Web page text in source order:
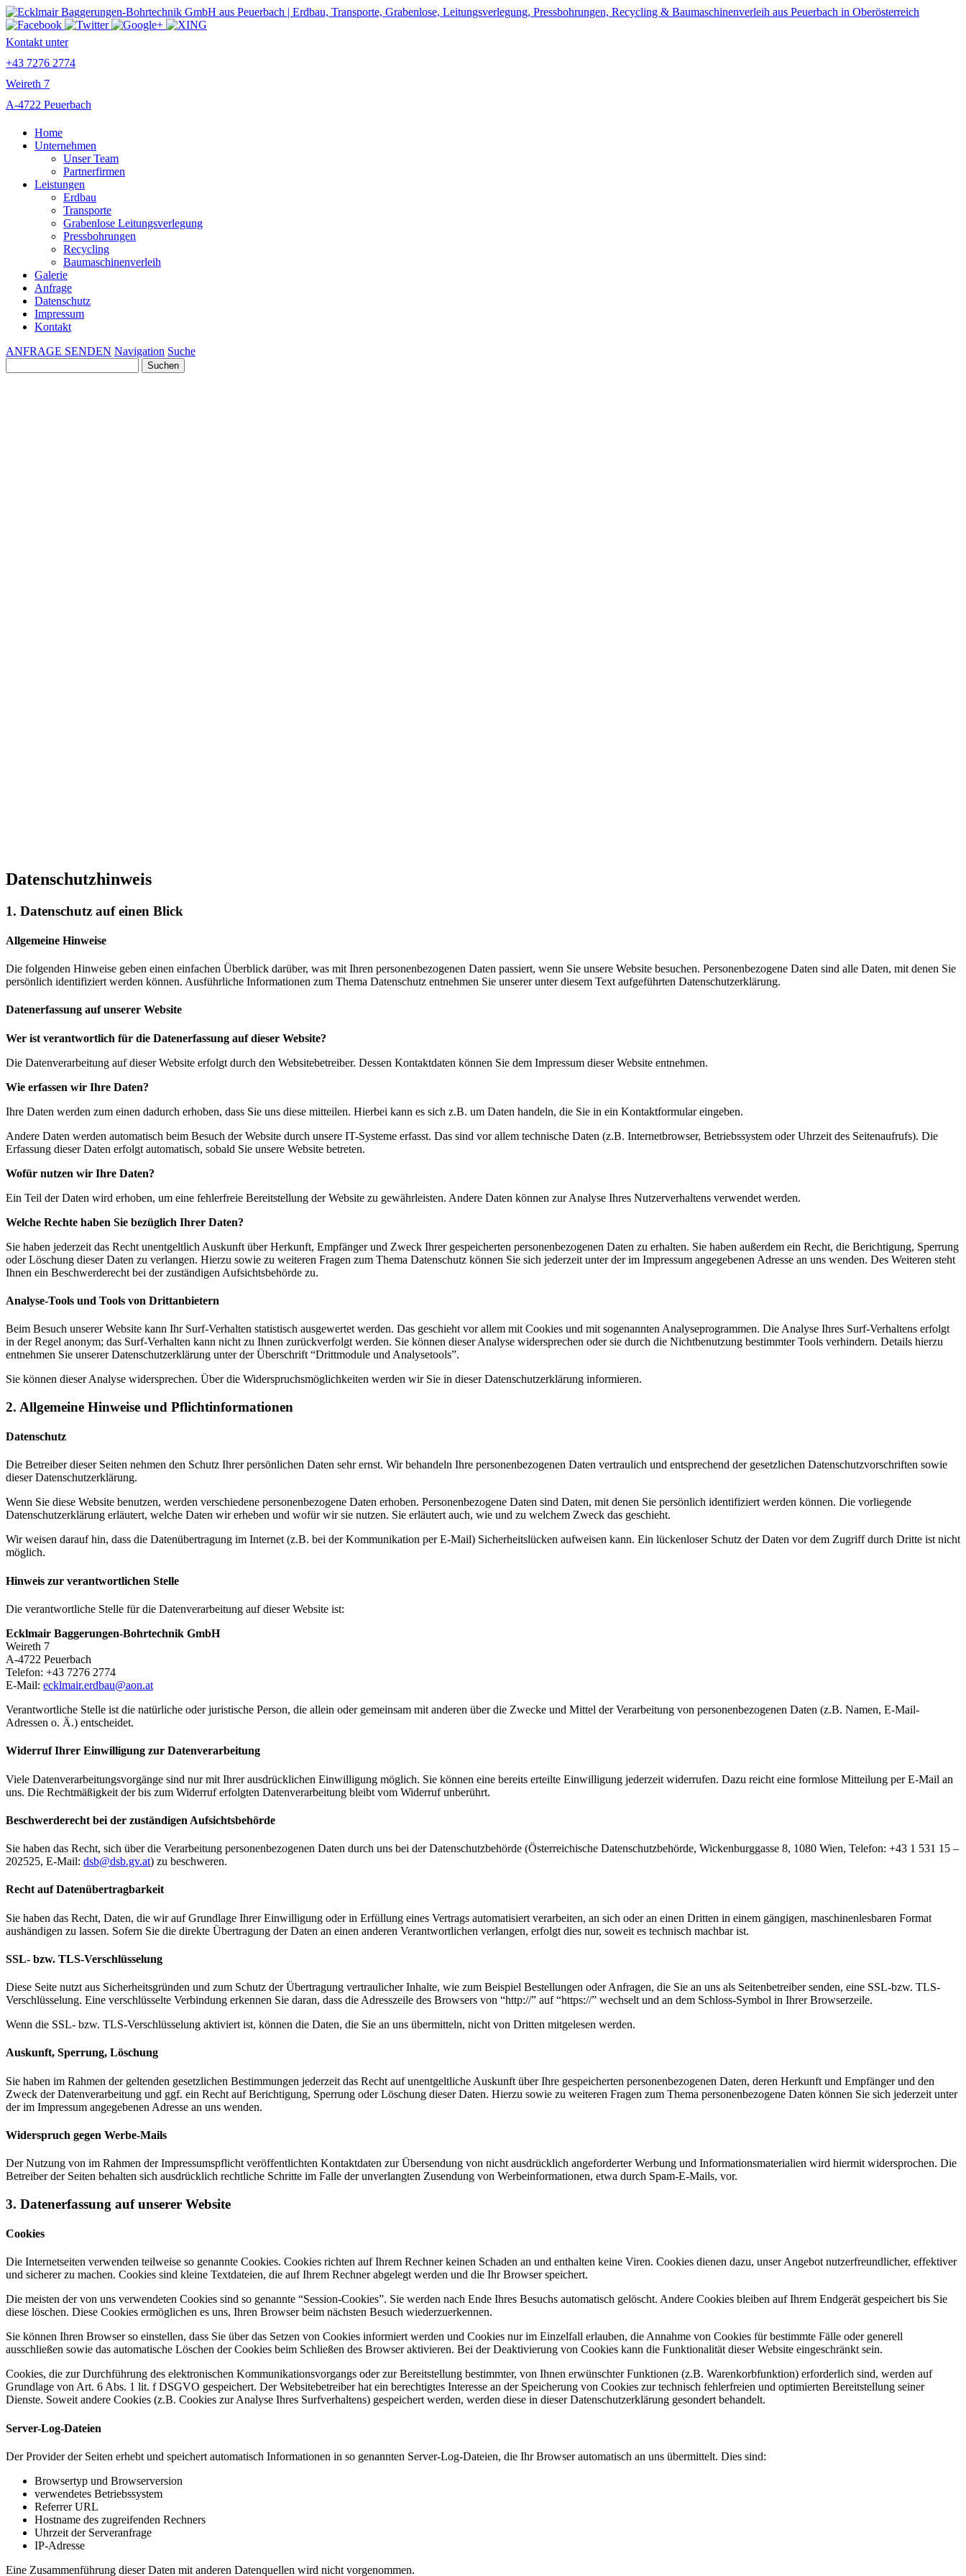
Kontakt unter
+43 7276 2774
Weireth 7
A-4722 Peuerbach
Home
Unternehmen
Unser Team
Partnerfirmen
Leistungen
Erdbau
Transporte
Grabenlose Leitungsverlegung
Pressbohrungen
Recycling
Baumaschinenverleih
Galerie
Anfrage
Datenschutz
Impressum
Kontakt
ANFRAGE SENDEN Navigation Suche
nach:
Datenschutzhinweis
1. Datenschutz auf einen Blick
Allgemeine Hinweise
Die folgenden Hinweise geben einen einfachen Überblick darüber, was mit Ihren personenbezogenen Daten passiert, wenn Sie unsere Website besuchen. Personenbezogene Daten sind alle Daten, mit denen Sie
persönlich identifiziert werden können. Ausführliche Informationen zum Thema Datenschutz entnehmen Sie unserer unter diesem Text aufgeführten Datenschutzerklärung.
Datenerfassung auf unserer Website
Wer ist verantwortlich für die Datenerfassung auf dieser Website?
Die Datenverarbeitung auf dieser Website erfolgt durch den Websitebetreiber. Dessen Kontaktdaten können Sie dem Impressum dieser Website entnehmen.
Wie erfassen wir Ihre Daten?
Ihre Daten werden zum einen dadurch erhoben, dass Sie uns diese mitteilen. Hierbei kann es sich z.B. um Daten handeln, die Sie in ein Kontaktformular eingeben.
Andere Daten werden automatisch beim Besuch der Website durch unsere IT-Systeme erfasst. Das sind vor allem technische Daten (z.B. Internetbrowser, Betriebssystem oder Uhrzeit des Seitenaufrufs). Die
Erfassung dieser Daten erfolgt automatisch, sobald Sie unsere Website betreten.
Wofür nutzen wir Ihre Daten?
Ein Teil der Daten wird erhoben, um eine fehlerfreie Bereitstellung der Website zu gewährleisten. Andere Daten können zur Analyse Ihres Nutzerverhaltens verwendet werden.
Welche Rechte haben Sie bezüglich Ihrer Daten?
Sie haben jederzeit das Recht unentgeltlich Auskunft über Herkunft, Empfänger und Zweck Ihrer gespeicherten personenbezogenen Daten zu erhalten. Sie haben außerdem ein Recht, die Berichtigung, Sperrung
oder Löschung dieser Daten zu verlangen. Hierzu sowie zu weiteren Fragen zum Thema Datenschutz können Sie sich jederzeit unter der im Impressum angegebenen Adresse an uns wenden. Des Weiteren steht
Ihnen ein Beschwerderecht bei der zuständigen Aufsichtsbehörde zu.
Analyse-Tools und Tools von Drittanbietern
Beim Besuch unserer Website kann Ihr Surf-Verhalten statistisch ausgewertet werden. Das geschieht vor allem mit Cookies und mit sogenannten Analyseprogrammen. Die Analyse Ihres Surf-Verhaltens erfolgt
in der Regel anonym; das Surf-Verhalten kann nicht zu Ihnen zurückverfolgt werden. Sie können dieser Analyse widersprechen oder sie durch die Nichtbenutzung bestimmter Tools verhindern. Details hierzu
entnehmen Sie unserer Datenschutzerklärung unter der Überschrift “Drittmodule und Analysetools”.
Sie können dieser Analyse widersprechen. Über die Widerspruchsmöglichkeiten werden wir Sie in dieser Datenschutzerklärung informieren.
2. Allgemeine Hinweise und Pflichtinformationen
Datenschutz
Die Betreiber dieser Seiten nehmen den Schutz Ihrer persönlichen Daten sehr ernst. Wir behandeln Ihre personenbezogenen Daten vertraulich und entsprechend der gesetzlichen Datenschutzvorschriften sowie
dieser Datenschutzerklärung.
Wenn Sie diese Website benutzen, werden verschiedene personenbezogene Daten erhoben. Personenbezogene Daten sind Daten, mit denen Sie persönlich identifiziert werden können. Die vorliegende
Datenschutzerklärung erläutert, welche Daten wir erheben und wofür wir sie nutzen. Sie erläutert auch, wie und zu welchem Zweck das geschieht.
Wir weisen darauf hin, dass die Datenübertragung im Internet (z.B. bei der Kommunikation per E-Mail) Sicherheitslücken aufweisen kann. Ein lückenloser Schutz der Daten vor dem Zugriff durch Dritte ist nicht
möglich.
Hinweis zur verantwortlichen Stelle
Die verantwortliche Stelle für die Datenverarbeitung auf dieser Website ist:
Ecklmair Baggerungen-Bohrtechnik GmbH
Weireth 7
A-4722 Peuerbach
Telefon: +43 7276 2774
E-Mail: ecklmair.erdbau@aon.at
Verantwortliche Stelle ist die natürliche oder juristische Person, die allein oder gemeinsam mit anderen über die Zwecke und Mittel der Verarbeitung von personenbezogenen Daten (z.B. Namen, E-Mail-
Adressen o. Ä.) entscheidet.
Widerruf Ihrer Einwilligung zur Datenverarbeitung
Viele Datenverarbeitungsvorgänge sind nur mit Ihrer ausdrücklichen Einwilligung möglich. Sie können eine bereits erteilte Einwilligung jederzeit widerrufen. Dazu reicht eine formlose Mitteilung per E-Mail an
uns. Die Rechtmäßigkeit der bis zum Widerruf erfolgten Datenverarbeitung bleibt vom Widerruf unberührt.
Beschwerderecht bei der zuständigen Aufsichtsbehörde
Sie haben das Recht, sich über die Verarbeitung personenbezogenen Daten durch uns bei der Datenschutzbehörde (Österreichische Datenschutzbehörde, Wickenburggasse 8, 1080 Wien, Telefon: +43 1 531 15 –
202525, E-Mail: dsb@dsb.gv.at) zu beschweren.
Recht auf Datenübertragbarkeit
Sie haben das Recht, Daten, die wir auf Grundlage Ihrer Einwilligung oder in Erfüllung eines Vertrags automatisiert verarbeiten, an sich oder an einen Dritten in einem gängigen, maschinenlesbaren Format
aushändigen zu lassen. Sofern Sie die direkte Übertragung der Daten an einen anderen Verantwortlichen verlangen, erfolgt dies nur, soweit es technisch machbar ist.
SSL- bzw. TLS-Verschlüsselung
Diese Seite nutzt aus Sicherheitsgründen und zum Schutz der Übertragung vertraulicher Inhalte, wie zum Beispiel Bestellungen oder Anfragen, die Sie an uns als Seitenbetreiber senden, eine SSL-bzw. TLS-
Verschlüsselung. Eine verschlüsselte Verbindung erkennen Sie daran, dass die Adresszeile des Browsers von “http://” auf “https://” wechselt und an dem Schloss-Symbol in Ihrer Browserzeile.
Wenn die SSL- bzw. TLS-Verschlüsselung aktiviert ist, können die Daten, die Sie an uns übermitteln, nicht von Dritten mitgelesen werden.
Auskunft, Sperrung, Löschung
Sie haben im Rahmen der geltenden gesetzlichen Bestimmungen jederzeit das Recht auf unentgeltliche Auskunft über Ihre gespeicherten personenbezogenen Daten, deren Herkunft und Empfänger und den
Zweck der Datenverarbeitung und ggf. ein Recht auf Berichtigung, Sperrung oder Löschung dieser Daten. Hierzu sowie zu weiteren Fragen zum Thema personenbezogene Daten können Sie sich jederzeit unter
der im Impressum angegebenen Adresse an uns wenden.
Widerspruch gegen Werbe-Mails
Der Nutzung von im Rahmen der Impressumspflicht veröffentlichten Kontaktdaten zur Übersendung von nicht ausdrücklich angeforderter Werbung und Informationsmaterialien wird hiermit widersprochen. Die
Betreiber der Seiten behalten sich ausdrücklich rechtliche Schritte im Falle der unverlangten Zusendung von Werbeinformationen, etwa durch Spam-E-Mails, vor.
3. Datenerfassung auf unserer Website
Cookies
Die Internetseiten verwenden teilweise so genannte Cookies. Cookies richten auf Ihrem Rechner keinen Schaden an und enthalten keine Viren. Cookies dienen dazu, unser Angebot nutzerfreundlicher, effektiver
und sicherer zu machen. Cookies sind kleine Textdateien, die auf Ihrem Rechner abgelegt werden und die Ihr Browser speichert.
Die meisten der von uns verwendeten Cookies sind so genannte “Session-Cookies”. Sie werden nach Ende Ihres Besuchs automatisch gelöscht. Andere Cookies bleiben auf Ihrem Endgerät gespeichert bis Sie
diese löschen. Diese Cookies ermöglichen es uns, Ihren Browser beim nächsten Besuch wiederzuerkennen.
Sie können Ihren Browser so einstellen, dass Sie über das Setzen von Cookies informiert werden und Cookies nur im Einzelfall erlauben, die Annahme von Cookies für bestimmte Fälle oder generell
ausschließen sowie das automatische Löschen der Cookies beim Schließen des Browser aktivieren. Bei der Deaktivierung von Cookies kann die Funktionalität dieser Website eingeschränkt sein.
Cookies, die zur Durchführung des elektronischen Kommunikationsvorgangs oder zur Bereitstellung bestimmter, von Ihnen erwünschter Funktionen (z.B. Warenkorbfunktion) erforderlich sind, werden auf
Grundlage von Art. 6 Abs. 1 lit. f DSGVO gespeichert. Der Websitebetreiber hat ein berechtigtes Interesse an der Speicherung von Cookies zur technisch fehlerfreien und optimierten Bereitstellung seiner
Dienste. Soweit andere Cookies (z.B. Cookies zur Analyse Ihres Surfverhaltens) gespeichert werden, werden diese in dieser Datenschutzerklärung gesondert behandelt.
Server-Log-Dateien
Der Provider der Seiten erhebt und speichert automatisch Informationen in so genannten Server-Log-Dateien, die Ihr Browser automatisch an uns übermittelt. Dies sind:
Browsertyp und Browserversion
verwendetes Betriebssystem
Referrer URL
Hostname des zugreifenden Rechners
Uhrzeit der Serveranfrage
IP-Adresse
Eine Zusammenführung dieser Daten mit anderen Datenquellen wird nicht vorgenommen.